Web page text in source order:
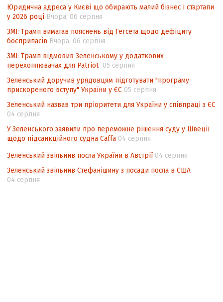
Аналіз виборчого законодавства щодо
невизначеності механізму повторного
підрахунку голосів виборців
Інформаційна безпека суспільства
Юридична адреса у Києві що обирають малий бізнес і стартапи
у 2026 році Вчора, 06 серпня
ЗМІ: Трамп вимагав пояснень від Гегсета щодо дефіциту
боєприпасів Вчора, 06 серпня
ЗМІ: Трамп відмовив Зеленському у додаткових
перехоплювачах для Patriot 05 серпня
Зеленський доручив урядовцям підготувати "програму
прискореного вступу" України у ЄС 05 серпня
Зеленський назвав три пріоритети для України у співпраці з ЄС
04 серпня
У Зеленського заявили про переможне рішення суду у Швеції
щодо підсанкційного судна Caffa 04 серпня
Зеленський звільнив посла України в Австрії 04 серпня
Зеленський звільнив Стефанішину з посади посла в США
04 серпня